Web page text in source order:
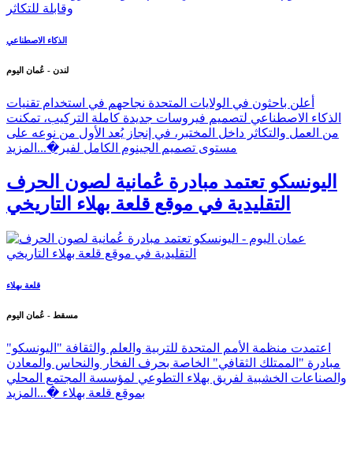
الذكاء الاصطناعي
لندن - عُمان اليوم
أعلن باحثون في الولايات المتحدة نجاحهم في استخدام تقنيات
الذكاء الاصطناعي لتصميم فيروسات جديدة كاملة التركيب، تمكنت
من العمل والتكاثر داخل المختبر، في إنجاز يُعد الأول من نوعه على
مستوى تصميم الجينوم الكامل لفير�... المزيد
اليونسكو تعتمد مبادرة عُمانية لصون الحرف
التقليدية في موقع قلعة بهلاء التاريخي
قلعة بهلاء
مسقط - عُمان اليوم
اعتمدت منظمة الأمم المتحدة للتربية والعلم والثقافة "اليونسكو"
مبادرة "الممتلك الثقافي" الخاصة بحرف الفخار والنحاس والمعادن
والصناعات الخشبية لفريق بهلاء التطوعي لمؤسسة المجتمع المحلي
بموقع قلعة بهلاء �... المزيد